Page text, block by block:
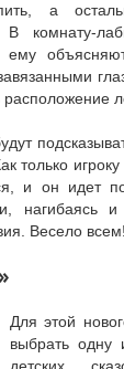
а
комнату-
ему
расположение
только игроку
и он идет
нагибаясь и
Весело всем!
Для этой
выбрать одну